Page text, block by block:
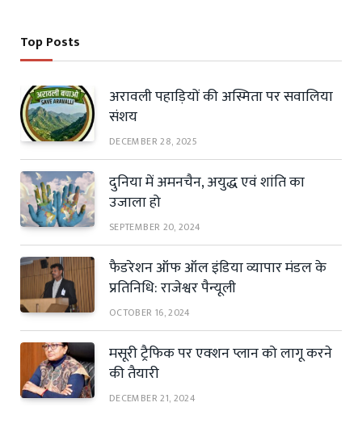
Top Posts
अरावली पहाड़ियों की अस्मिता पर सवालिया
संशय
DECEMBER 28, 2025
दुनिया में अमनचैन, अयुद्ध एवं शांति का
उजाला हो
SEPTEMBER 20, 2024
फैडरेशन ऑफ ऑल इंडिया व्यापार मंडल के
प्रतिनिधि: राजेश्वर पैन्यूली
OCTOBER 16, 2024
मसूरी ट्रैफिक पर एक्शन प्लान को लागू करने
की तैयारी
DECEMBER 21, 2024